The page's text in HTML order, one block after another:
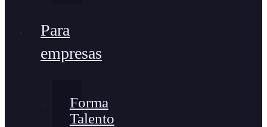
Para
empresas
Forma
Talento